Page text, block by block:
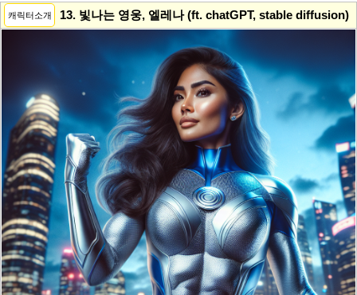
캐릭터소개 13. 빛나는 영웅, 엘레나 (ft. chatGPT, stable diffusion)